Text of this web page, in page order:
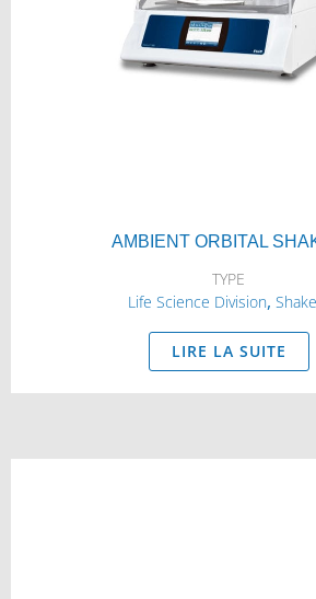
AMBIENT ORBITAL
TYPE
Life Science Division,
LIRE LA SUITE